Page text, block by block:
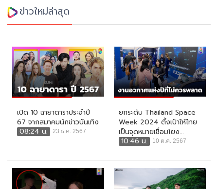
ข่าวใหม่ล่าสุด
เปิด 10 ฉายาดาราประจำปี
67 จากสมาคมนักข่าวบันเทิง
08:24 น.
23 ธ.ค. 2567
ยกระดับ Thailand Space
Week 2024 ตั้งเป้าให้ไทย
เป็นจุดหมายเชื่อมโยง...
10:46 น.
10 ต.ค. 2567